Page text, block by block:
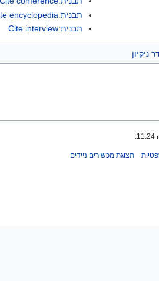
תבנית:Cite encyclopedia
תבנית:Cite interview
ניקיון
תצוגת מכשירים ניידים